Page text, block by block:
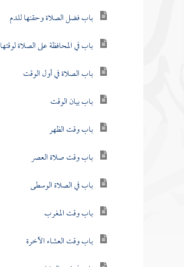
باب فضل الصلاة وحقنها للدم
باب في المحافظة على الصلاة لوقتها
باب الصلاة في أول الوقت
باب بيان الوقت
باب وقت الظهر
باب وقت صلاة العصر
باب في الصلاة الوسطى
باب وقت المغرب
باب وقت العشاء الآخرة